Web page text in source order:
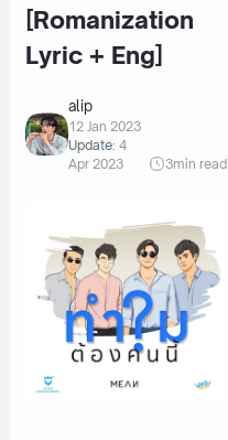
[Romanization
Lyric + Eng]
alip
12 Jan 2023
Update: 4
Apr 2023
3min read